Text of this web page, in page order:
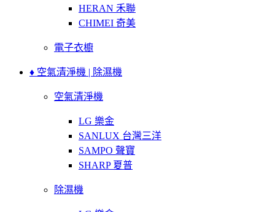
HERAN 禾聯
CHIMEI 奇美
電子衣櫥
♦ 空氣清淨機 | 除濕機
空氣清淨機
LG 樂金
SANLUX 台灣三洋
SAMPO 聲寶
SHARP 夏普
除濕機